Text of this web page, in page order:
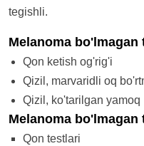
tegishli.
Melanoma
Qon ketish og'rig'i
Qizil, marvaridli oq
Qizil, ko'tarilgan yamoq
Melanoma
Qon testlari